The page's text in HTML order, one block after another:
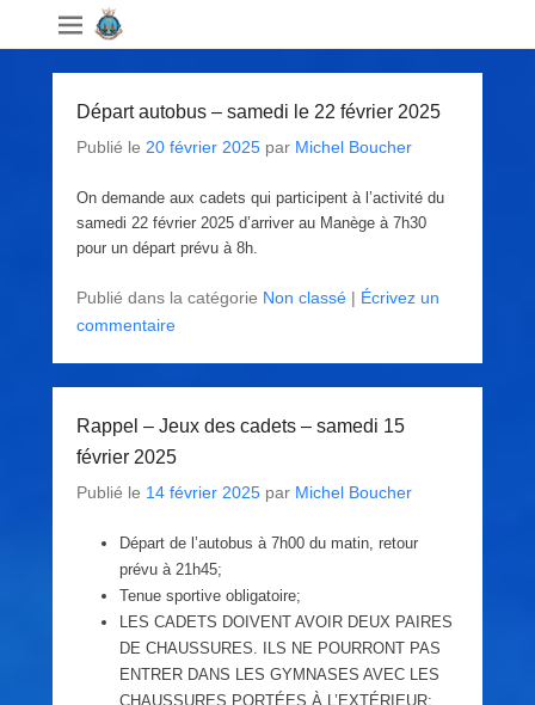
Départ autobus – samedi le 22 février 2025
Publié le 20 février 2025 par Michel Boucher
On demande aux cadets qui participent à l’activité du
samedi 22 février 2025 d’arriver au Manège à 7h30
pour un départ prévu à 8h.
Publié dans la catégorie Non classé | Écrivez un
commentaire
Rappel – Jeux des cadets – samedi 15
février 2025
Publié le 14 février 2025 par Michel Boucher
Départ de l’autobus à 7h00 du matin, retour
prévu à 21h45;
Tenue sportive obligatoire;
LES CADETS DOIVENT AVOIR DEUX PAIRES
DE CHAUSSURES. ILS NE POURRONT PAS
ENTRER DANS LES GYMNASES AVEC LES
CHAUSSURES PORTÉES À L’EXTÉRIEUR;